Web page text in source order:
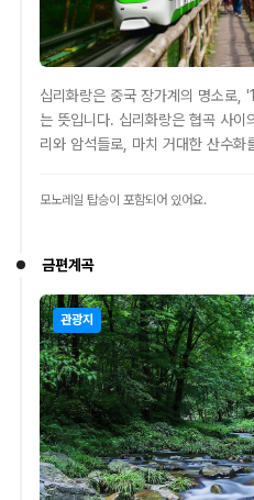
십리화랑은 중국 장가계의 명소로,
는 뜻입니다. 십리화랑은 협곡 사
리와 암석들로, 마치 거대한 산수화
모노레일 탑승이 포함되어 있어요.
금편계곡
관광지